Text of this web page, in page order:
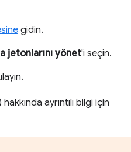
gidin.
jetonlarını yönet'i seçin.
ayrıntılı bilgi için